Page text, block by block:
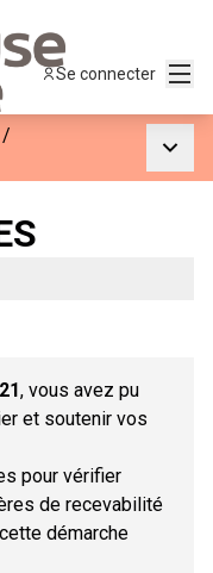
Se connecter
/
, vous avez pu
et soutenir vos
pour vérifier
de recevabilité
démarche